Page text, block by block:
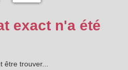
exact n'a été
être trouver...